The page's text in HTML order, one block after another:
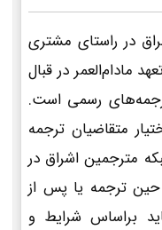
در راستای مشتری
مادام‌العمر در قبال
رسمی است.
متقاضیان ترجمه
مترجمین اشراق در
ترجمه یا پس از
براساس شرایط و